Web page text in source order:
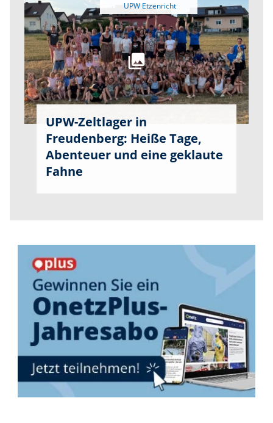
UPW Etzenricht
UPW-Zeltlager in
Freudenberg: Heiße Tage,
Abenteuer und eine geklaute
Fahne